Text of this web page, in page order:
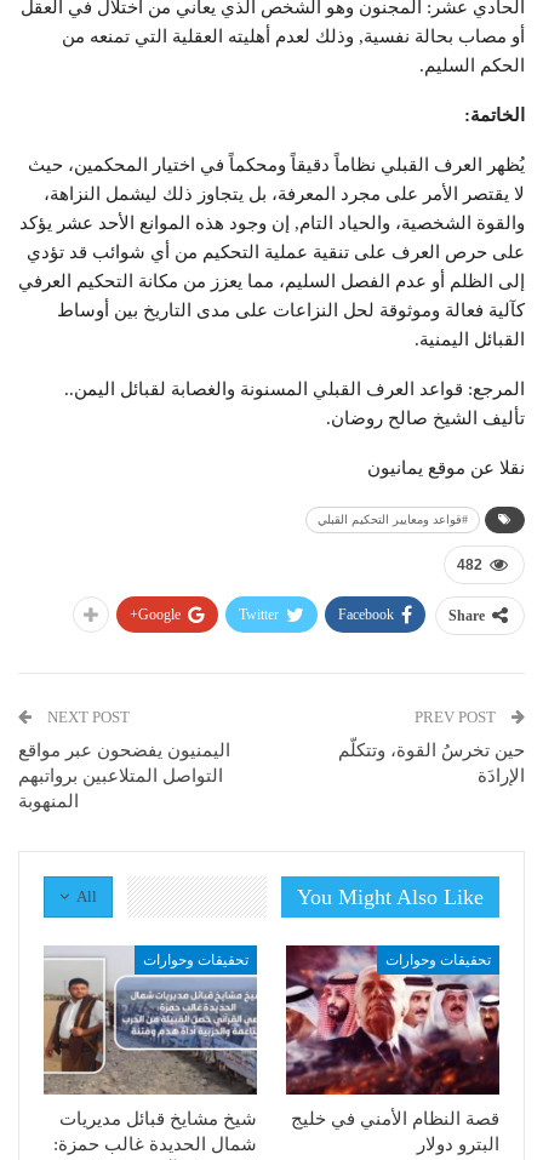
الحادي عشر: المجنون وهو الشخص الذي يعاني من اختلال في العقل
أو مصاب بحالة نفسية, وذلك لعدم أهليته العقلية التي تمنعه من
الحكم السليم.
الخاتمة:
يُظهر العرف القبلي نظاماً دقيقاً ومحكماً في اختيار المحكمين، حيث
لا يقتصر الأمر على مجرد المعرفة، بل يتجاوز ذلك ليشمل النزاهة،
والقوة الشخصية، والحياد التام, إن وجود هذه الموانع الأحد عشر يؤكد
على حرص العرف على تنقية عملية التحكيم من أي شوائب قد تؤدي
إلى الظلم أو عدم الفصل السليم، مما يعزز من مكانة التحكيم العرفي
كآلية فعالة وموثوقة لحل النزاعات على مدى التاريخ بين أوساط
القبائل اليمنية.
المرجع: قواعد العرف القبلي المسنونة والغصابة لقبائل اليمن..
تأليف الشيخ صالح روضان.
نقلا عن موقع يمانيون
#قواعد ومعايير التحكيم القبلي
482
Share
Facebook
Twitter
Google+
حين تخرسُ القوة، وتتكلّم
الإرادَة
NEXT POST
اليمنيون يفضحون عبر مواقع
التواصل المتلاعبين برواتبهم
المنهوبة
All You Might Also Like
تحقيقات وحوارات
قصة النظام الأمني في خليج
البترو دولار
تحقيقات وحوارات
شيخ مشايخ قبائل مديريات
شمال الحديدة غالب حمزة: